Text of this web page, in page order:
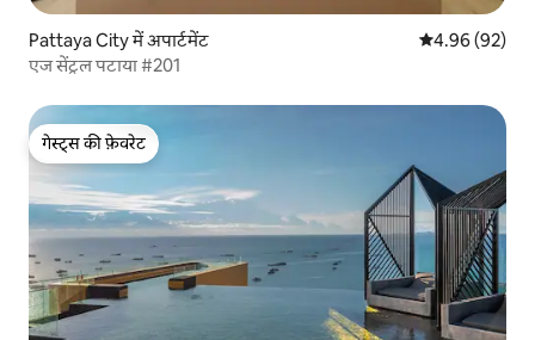
Pattaya City में अपार्टमेंट औसत रेटिंग 5 में
4.96 (92)
एज सेंट्रल पटाया #201
गेस्ट्स की फ़ेवरेट
गेस्ट्स की फ़ेवरेट